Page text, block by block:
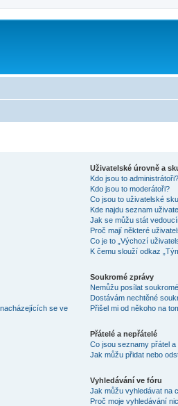
se ve
Uživatelské úrovně a
Kdo jsou to administrátoři?
Kdo jsou to moderátoři?
Co jsou to uživatelské
Kde najdu seznam
Jak se můžu stát
Proč mají některé
Co je to „Výchozí
K čemu slouží odkaz
Soukromé zprávy
Nemůžu posílat
Dostávám nechtěné
Přišel mi od někoho na
Přátelé a nepřátelé
Co jsou seznamy přátel a
Jak můžu přidat nebo
Vyhledávání ve fóru
Jak můžu vyhledávat na
Proč moje vyhledávání